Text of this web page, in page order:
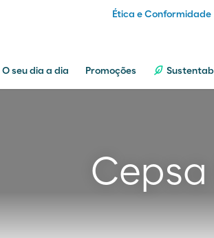
Ética e Conformidade
O seu dia a dia Promoções